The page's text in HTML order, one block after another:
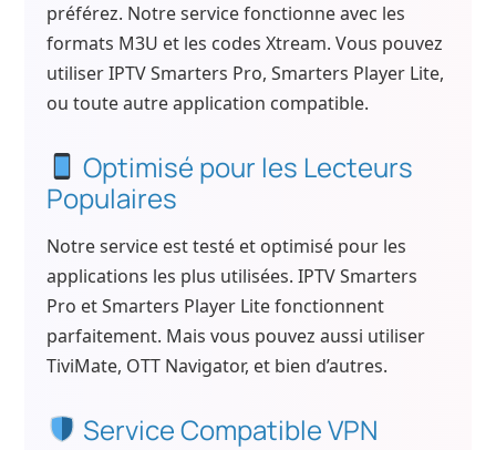
préférez. Notre service fonctionne avec les
formats M3U et les codes Xtream. Vous pouvez
utiliser IPTV Smarters Pro, Smarters Player Lite,
ou toute autre application compatible.
Optimisé pour les Lecteurs
Populaires
Notre service est testé et optimisé pour les
applications les plus utilisées. IPTV Smarters
Pro et Smarters Player Lite fonctionnent
parfaitement. Mais vous pouvez aussi utiliser
TiviMate, OTT Navigator, et bien d’autres.
Service Compatible VPN